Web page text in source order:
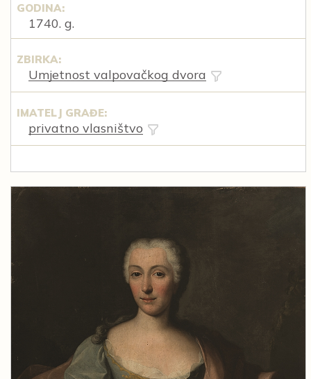
GODINA:
1740. g.
ZBIRKA:
Umjetnost valpovačkog dvora
IMATELJ GRAĐE:
privatno vlasništvo